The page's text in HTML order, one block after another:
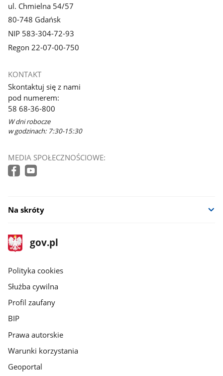
ul. Chmielna 54/57
80-748 Gdańsk
NIP 583-304-72-93
Regon 22-07-00-750
KONTAKT
Skontaktuj się z nami
pod numerem:
58 68-36-800
W dni robocze
w godzinach: 7:30-15:30
MEDIA SPOŁECZNOŚCIOWE:
Na skróty
stopka
gov.pl
Strona
gov.pl
gov.pl
Polityka cookies
Służba cywilna
Profil zaufany
BIP
Prawa autorskie
Warunki korzystania
Geoportal